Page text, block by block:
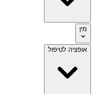
מין
אופציה לטיפול